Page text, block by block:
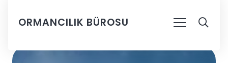
ORMANCILIK BÜROSU